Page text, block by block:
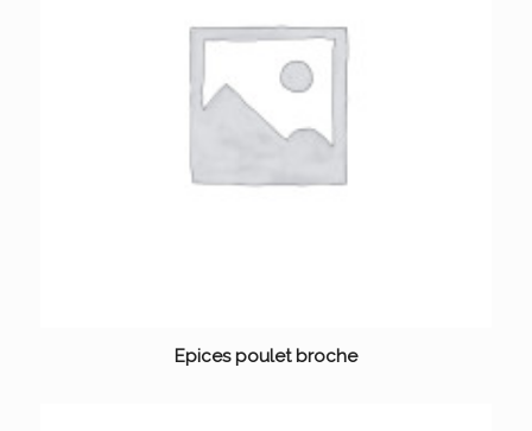
Epices poulet broche